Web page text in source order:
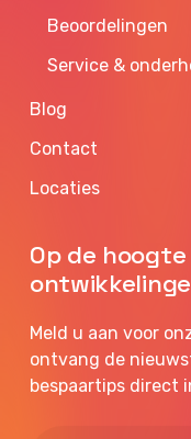
Beoordelingen
Service &
Blog
Contact
Locaties
Op de
Meld u aan voor
ontvang de
bespaartips direct